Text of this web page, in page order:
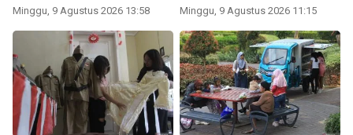
Minggu, 9 Agustus 2026 13:58 Minggu, 9 Agustus 2026 11:15